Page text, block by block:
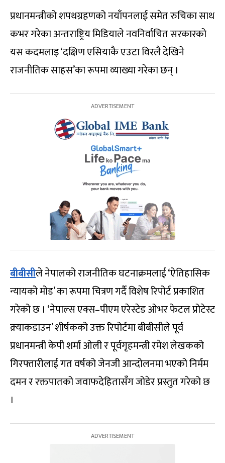
प्रधानमन्त्रीको शपथग्रहणको नयाँपनलाई समेत रुचिका साथ
कभर गरेका अन्तराष्ट्रिय मिडियाले नवनिर्वाचित सरकारको
यस कदमलाइ ‘दक्षिण एसियाकै एउटा विरलै देखिने
राजनीतिक साहस’का रूपमा व्याख्या गरेका छन् ।
बीबीसीले नेपालको राजनीतिक घटनाक्रमलाई ‘ऐतिहासिक
न्यायको मोड’ का रूपमा चित्रण गर्दै विशेष रिपोर्ट प्रकाशित
गरेको छ । ‘नेपाल्स एक्स–पीएम एरेस्टेड ओभर फेटल प्रोटेस्ट
क्र्याकडाउन’ शीर्षकको उक्त रिपोर्टमा बीबीसीले पूर्व
प्रधानमन्त्री केपी शर्मा ओली र पूर्वगृहमन्त्री रमेश लेखकको
गिरफ्तारीलाई गत वर्षको जेनजी आन्दोलनमा भएको निर्मम
दमन र रक्तपातको जवाफदेहितासँग जोडेर प्रस्तुत गरेको छ
।